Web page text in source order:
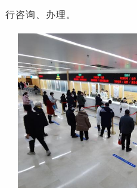
行咨询、办理。